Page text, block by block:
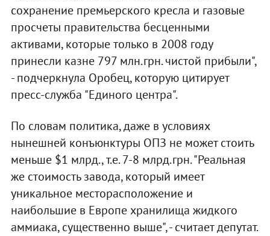
сохранение премьерского кресла и газовые
просчеты правительства бесценными
активами, которые только в 2008 году
принесли казне 797 млн.грн. чистой прибыли",
- подчеркнула Оробец, которую цитирует
пресс-служба "Единого центра".
По словам политика, даже в условиях
нынешней конъюнктуры ОПЗ не может стоить
меньше $1 млрд., т.е. 7-8 млрд.грн. "Реальная
же стоимость завода, который имеет
уникальное месторасположение и
наибольшие в Европе хранилища жидкого
аммиака, существенно выше", - считает депутат.